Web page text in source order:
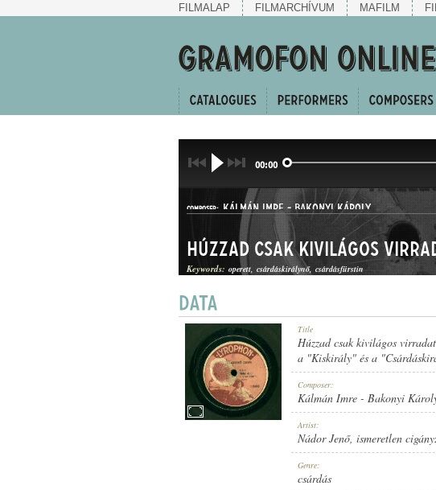
FILMALAP FILMARCHÍVUM MAFILM
00:00
COMPOSER: KÁLMÁN IMRE-BAKONYI KÁROLY
CSÁRDÁS
Húzzad csak kivilágos
Keywords: operett csárdáskirálynő csárdásfürstin
Title
Húzzad csak kivilágos
a "Kiskirály" és a
Composer:
Kálmán Imre - Bakonyi
Artist:
Nádor Jenő, ismeretlen
Genre:
csárdás